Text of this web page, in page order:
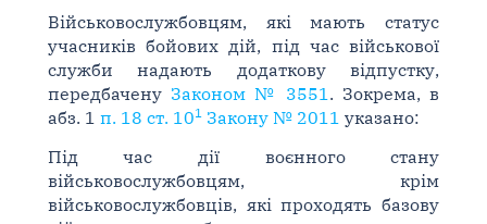
Військовослужбовцям, які мають статус
учасників бойових дій, під час військової
служби надають додаткову відпустку,
передбачену Законом № 3551. Зокрема, в
абз. 1 п. 18 ст. 101Закону № 2011 указано:
Під час дії воєнного стану
військовослужбовцям, крім
військовослужбовців, які проходять базову